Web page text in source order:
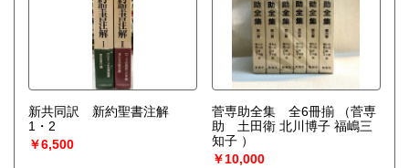
新共同訳 新約聖書注解
1・2
￥6,500
菅専助全集 全6冊揃
（菅専
助 土田衛 北川博子 福嶋三
知子 ）
￥10,000